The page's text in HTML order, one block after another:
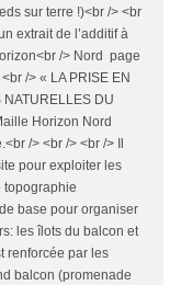
sur terre !)<br /> <br
extrait de l’additif à
/> Nord page
/> « LA PRISE EN
DU
Horizon Nord
/> <br /> <br /> Il
pour exploiter les
topographie
base pour organiser
les îlots du balcon et
renforcée par les
balcon (promenade